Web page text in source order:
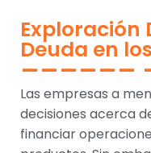
Exploración
Deuda en
Las empresas a
decisiones acerca
financiar